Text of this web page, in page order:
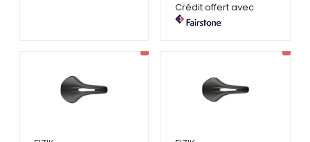
Crédit offert avec